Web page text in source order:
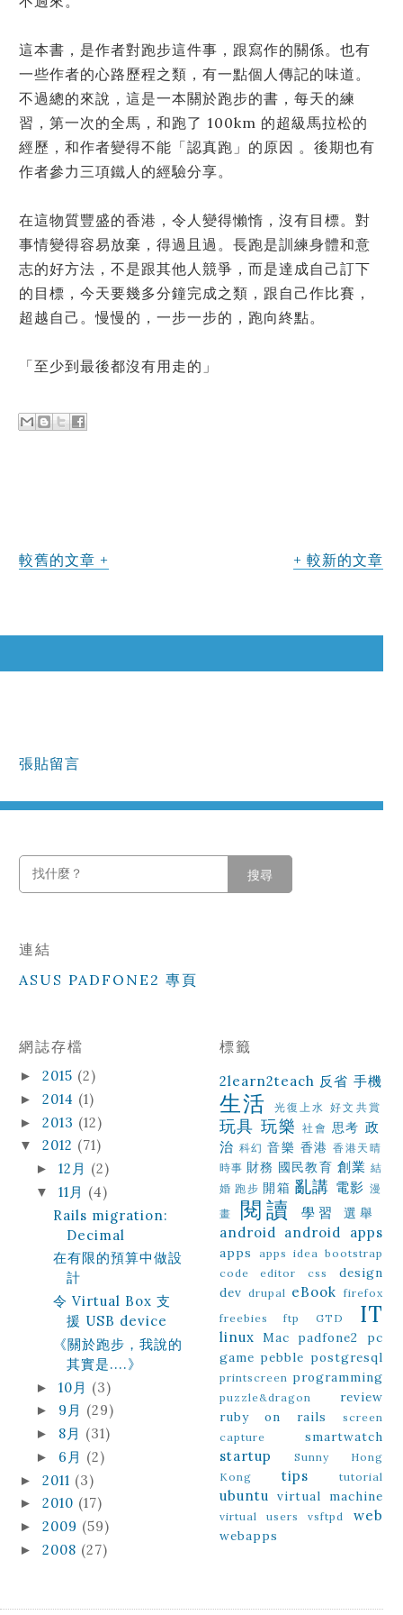
這本書，是作者對跑步這件事，跟寫作的關係。也有
一些作者的心路歷程之類，有一點個人傳記的味道。
不過總的來說，這是一本關於跑步的書，每天的練
習，第一次的全馬，和跑了 100km 的超級馬拉松的
經歷，和作者變得不能「認真跑」的原因 。後期也有
作者參力三項鐵人的經驗分享。
在這物質豐盛的香港，令人變得懶惰，沒有目標。對
事情變得容易放棄，得過且過。長跑是訓練身體和意
志的好方法，不是跟其他人競爭，而是達成自己訂下
的目標，今天要幾多分鐘完成之類，跟自己作比賽，
超越自己。慢慢的，一步一步的，跑向終點。
「至少到最後都沒有用走的」
較舊的文章 較新的文章
張貼留言
搜尋
連結
ASUS PADFONE2 專頁
網誌存檔
►2015 (2)
►2014 (1)
►2013 (12)
▼2012 (71)
►12月 (2)
▼11月 (4)
Rails migration:
Decimal
在有限的預算中做設
計
令 Virtual Box 支
援 USB device
《關於跑步，我說的
其實是....》
►10月 (3)
► 9月 (29)
► 8月 (31)
► 6月 (2)
►2011 (3)
►2010 (17)
►2009 (59)
►2008 (27)
標籤
2learn2teach 反省 手機
生活 光復上水 好文共賞
玩具 玩樂 社會 思考 政
治 科幻 音樂 香港 香港天晴
時事 財務 國民教育 創業 結
婚 跑步 開箱 亂講 電影 漫
畫
閱讀 學習 選舉
android android apps
apps apps idea bootstrap
code editor
css
design
dev drupal eBook firefox
freebies
ftp GTD IT
linux Mac padfone2
pc
game pebble postgresql
printscreen programming
puzzle&dragon
review
ruby on rails
screen
capture
smartwatch
startup
Sunny Hong
Kong
tips tutorial
ubuntu virtual machine
virtual users vsftpd web
webapps